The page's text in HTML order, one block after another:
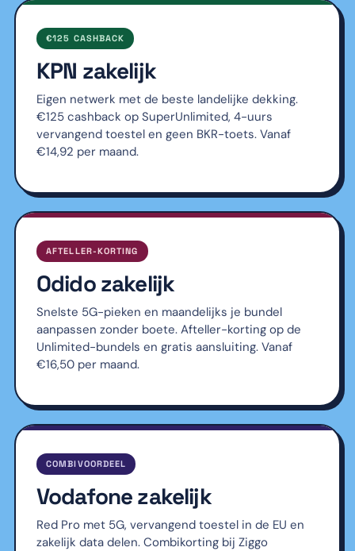
€125 CASHBACK
KPN zakelijk
Eigen netwerk met de beste landelijke dekking.
€125 cashback op SuperUnlimited, 4-uurs
vervangend toestel en geen BKR-toets. Vanaf
€14,92 per maand.
AFTELLER-KORTING
Odido zakelijk
Snelste 5G-pieken en maandelijks je bundel
aanpassen zonder boete. Afteller-korting op de
Unlimited-bundels en gratis aansluiting. Vanaf
€16,50 per maand.
COMBIVOORDEEL
Vodafone zakelijk
Red Pro met 5G, vervangend toestel in de EU en
zakelijk data delen. Combikorting bij Ziggo